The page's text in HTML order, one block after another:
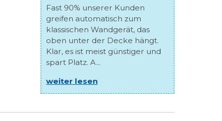
Fast 90% unserer Kunden
greifen automatisch zum
klassischen Wandgerät, das
oben unter der Decke hängt.
Klar, es ist meist günstiger und
spart Platz. A...
weiter lesen